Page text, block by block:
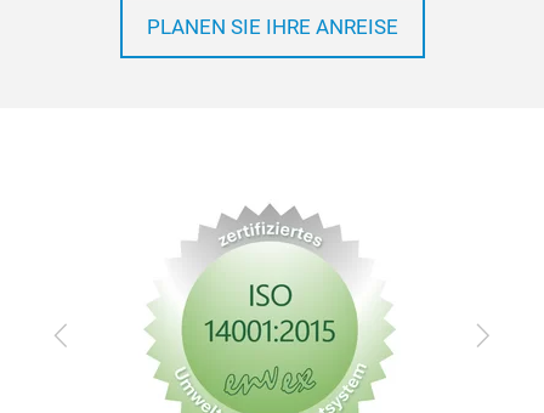
PLANEN SIE IHRE ANREISE
Zurück Vor